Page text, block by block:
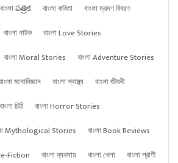
বাংলা పత్రిక বাংলা কবিতা
বাংলা ভ্রমণ বিবরণ
বাংলা নাটক
বাংলা Love Stories
বাংলা Moral Stories
বাংলা Adventure Stories
মনোবিজ্ঞান বাংলা স্বাস্থ্য
বাংলা জীবনী
বাংলা চিঠি
বাংলা Horror Stories
Mythological Stories
বাংলা Book Reviews
Fiction বাংলা ব্যবসায় বাংলা খেলা
বাংলা প্রাণী